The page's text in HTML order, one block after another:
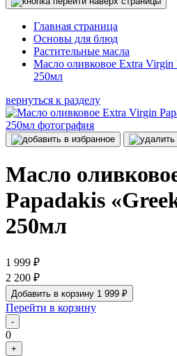
Главная страница
Основы для блюд
Растительные масла
Масло оливковое Extra Virgin
250мл
вернуться к разделу
Масло
Papadakis
250мл
1 999 ₽
2 200 ₽
Добавить в корзину 1 999 ₽
Перейти в корзину
-
0
+